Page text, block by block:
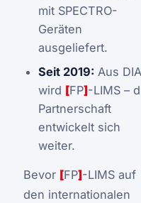
mit SPECTRO-
Geräten
ausgeliefert.
Seit 2019: Aus DIA
wird [FP]-LIMS –
Partnerschaft
entwickelt sich
weiter.
Bevor [FP]-LIMS auf
den internationalen